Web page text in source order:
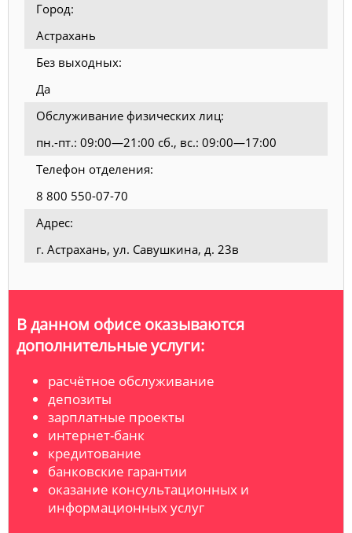
Город:
Астрахань
Без выходных:
Да
Обслуживание физических лиц:
пн.-пт.: 09:00—21:00 сб., вс.: 09:00—17:00
Телефон отделения:
8 800 550-07-70
Адрес:
г. Астрахань, ул. Савушкина, д. 23в
В данном офисе оказываются
дополнительные услуги:
расчётное обслуживание
депозиты
зарплатные проекты
интернет-банк
кредитование
банковские гарантии
оказание консультационных и
информационных услуг